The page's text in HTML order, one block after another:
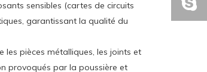
sensibles (cartes de circuits
garantissant la qualité du
les pièces métalliques, les joints et
provoqués par la poussière et